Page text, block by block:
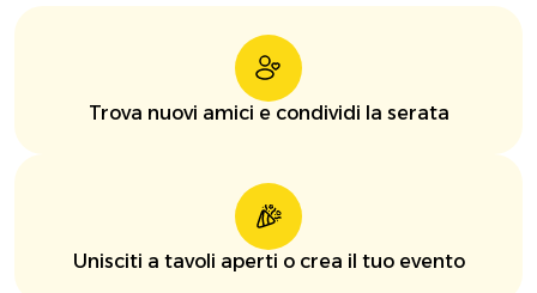
Trova nuovi amici e condividi la serata
Unisciti a tavoli aperti o crea il tuo evento